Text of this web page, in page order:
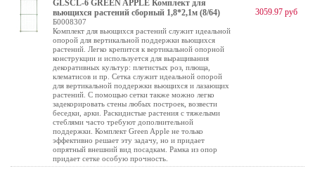
GLSCL-6 GREEN APPLE Комплект для
вьющихся растений сборный 1,8*2,1м (8/64)
Б0008307
Комплект для вьющихся растений служит идеальной
опорой для вертикальной поддержки вьющихся
растений. Легко крепится к вертикальной опорной
конструкции и используется для выращивания
декоративных культур: плетистых роз, плюща,
клематисов и пр. Сетка служит идеальной опорой
для вертикальной поддержки вьющихся и лазающих
растений. С помощью сетки также можно легко
задекорировать стены любых построек, возвести
беседки, арки. Раскидистые растения с тяжелыми
стеблями часто требуют дополнительной
поддержки. Комплект Green Apple не только
эффективно решает эту задачу, но и придает
опрятный внешний вид посадкам. Рамка из опор
придает сетке особую прочность.
3059.97 руб